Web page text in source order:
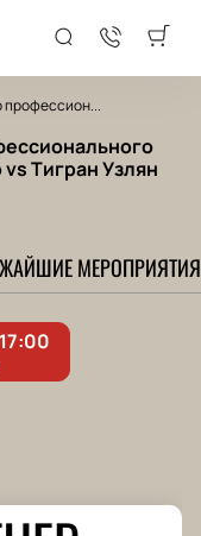
профессион...
Тигран Узлян
МЕРОПРИЯТИЯ